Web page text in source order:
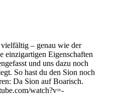
– genau wie der
einzigartigen Eigenschaften
und uns dazu noch
So hast du den Sion noch
Da Sion auf Boarisch.
watch?v=-